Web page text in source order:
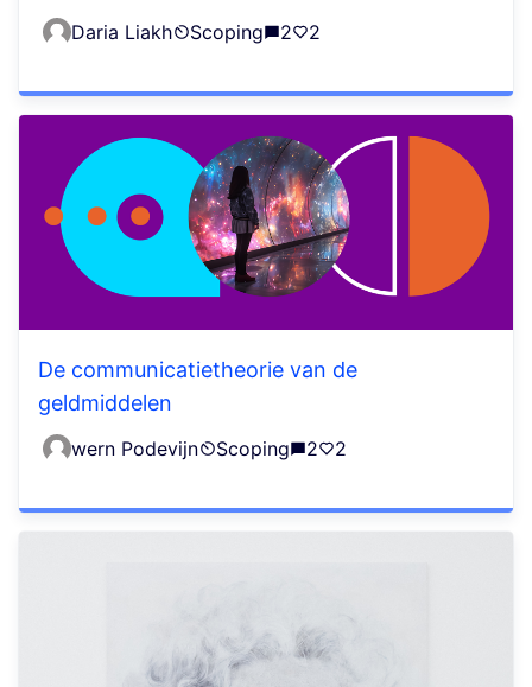
Daria Liakh Scoping 2 2
De communicatietheorie van de
geldmiddelen
wern Podevijn Scoping 2 2